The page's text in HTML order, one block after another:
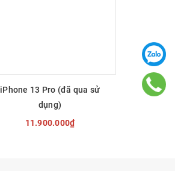
iPhone 13 Pro (đã qua sử
dụng)
11.900.000₫
iPhone